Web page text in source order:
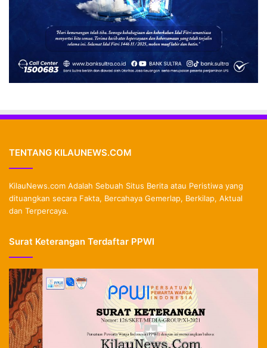
TENTANG KILAUNEWS.COM
KilauNews.com Adalah Sebuah Situs Berita atau Peristiwa yang
dituangkan secara Fakta, Bercahaya Gemerlap, Berkilap, Aktual
dan Terpercaya.
Surat Keterangan Terdaftar PPWI